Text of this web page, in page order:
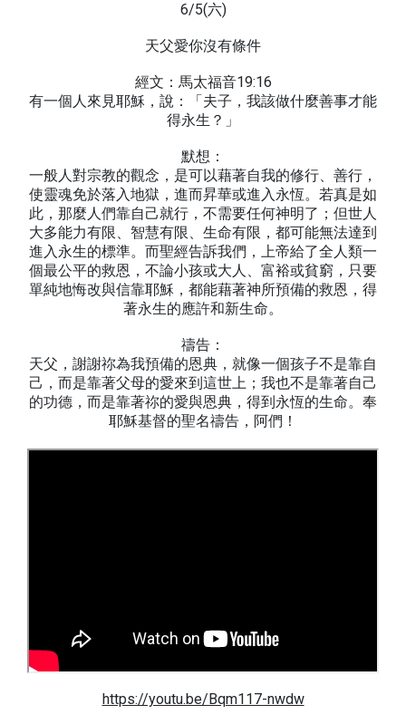
6/5(六)
天父愛你沒有條件
經文：馬太福音19:16
有一個人來見耶穌，說：「夫子，我該做什麼善事才能
得永生？」
默想：
一般人對宗教的觀念，是可以藉著自我的修行、善行，
使靈魂免於落入地獄，進而昇華或進入永恆。若真是如
此，那麼人們靠自己就行，不需要任何神明了；但世人
大多能力有限、智慧有限、生命有限，都可能無法達到
進入永生的標準。而聖經告訴我們，上帝給了全人類一
個最公平的救恩，不論小孩或大人、富裕或貧窮，只要
單純地悔改與信靠耶穌，都能藉著神所預備的救恩，得
著永生的應許和新生命。
禱告：
天父，謝謝祢為我預備的恩典，就像一個孩子不是靠自
己，而是靠著父母的愛來到這世上；我也不是靠著自己
的功德，而是靠著祢的愛與恩典，得到永恆的生命。奉
耶穌基督的聖名禱告，阿們！
https://youtu.be/Bqm117-nwdw